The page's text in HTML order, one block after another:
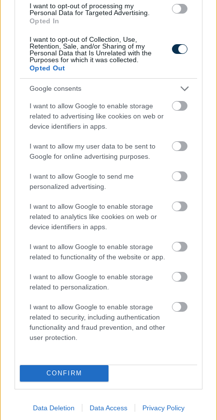
I want to opt-out of processing my
Personal Data for Targeted Advertising.
Opted In
I want to opt-out of Collection, Use,
Retention, Sale, and/or Sharing of my
Personal Data that Is Unrelated with the
Purposes for which it was collected.
Opted Out
Google consents
I want to allow Google to enable storage
related to advertising like cookies on web or
device identifiers in apps.
I want to allow my user data to be sent to
Google for online advertising purposes.
I want to allow Google to send me
personalized advertising.
I want to allow Google to enable storage
related to analytics like cookies on web or
device identifiers in apps.
I want to allow Google to enable storage
related to functionality of the website or app.
I want to allow Google to enable storage
related to personalization.
I want to allow Google to enable storage
related to security, including authentication
functionality and fraud prevention, and other
user protection.
CONFIRM
Data Deletion Data Access Privacy Policy
Köbméter, hektoliter, liter, deciliter, milliliter, gallon
Hány napja tart a kapcsolatod?
Hány másodpercem van hátra az életemből?
KISZÁMOLOM!